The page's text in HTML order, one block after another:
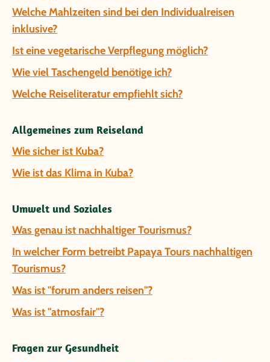
Welche Mahlzeiten sind bei den Individualreisen
inklusive?
Ist eine vegetarische Verpflegung möglich?
Wie viel Taschengeld benötige ich?
Welche Reiseliteratur empfiehlt sich?
Allgemeines zum Reiseland
Wie sicher ist Kuba?
Wie ist das Klima in Kuba?
Umwelt und Soziales
Was genau ist nachhaltiger Tourismus?
In welcher Form betreibt Papaya Tours nachhaltigen
Tourismus?
Was ist "forum anders reisen"?
Was ist "atmosfair"?
Fragen zur Gesundheit